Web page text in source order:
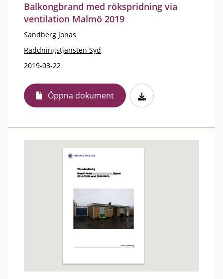
Balkongbrand med rökspridning via
ventilation Malmö 2019
Sandberg Jonas
Räddningstjänsten Syd
2019-03-22
Öppna dokument